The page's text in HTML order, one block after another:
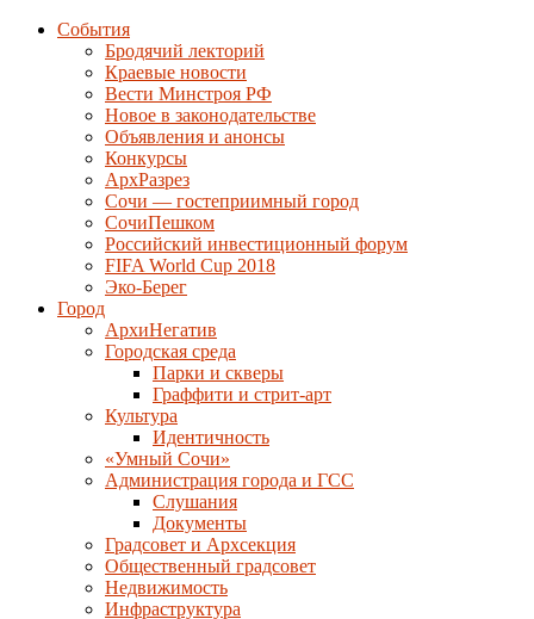
События
Бродячий лекторий
Краевые новости
Вести Минстроя РФ
Новое в законодательстве
Объявления и анонсы
Конкурсы
АрхРазрез
Сочи — гостеприимный город
СочиПешком
Российский инвестиционный форум
FIFA World Cup 2018
Эко-Берег
Город
АрхиНегатив
Городская среда
Парки и скверы
Граффити и стрит-арт
Культура
Идентичность
«Умный Сочи»
Администрация города и ГСС
Слушания
Документы
Градсовет и Архсекция
Общественный градсовет
Недвижимость
Инфраструктура